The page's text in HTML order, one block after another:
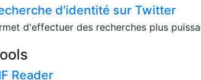
d'identité sur Twitter
d'effectuer des recherches plus
Reader